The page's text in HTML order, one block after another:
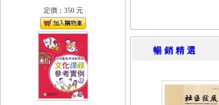
定價：350 元
暢 銷 精